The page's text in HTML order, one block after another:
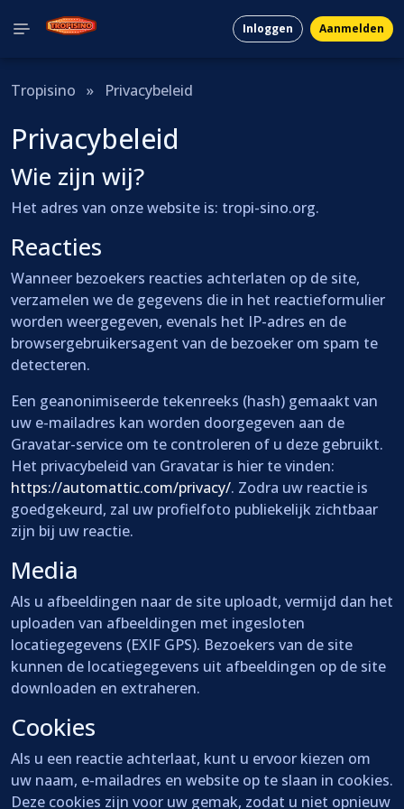
Inloggen Aanmelden
Tropisino » Privacybeleid
Privacybeleid
Wie zijn wij?
Het adres van onze website is: tropi-sino.org.
Reacties
Wanneer bezoekers reacties achterlaten op de site,
verzamelen we de gegevens die in het reactieformulier
worden weergegeven, evenals het IP-adres en de
browsergebruikersagent van de bezoeker om spam te
detecteren.
Een geanonimiseerde tekenreeks (hash) gemaakt van
uw e-mailadres kan worden doorgegeven aan de
Gravatar-service om te controleren of u deze gebruikt.
Het privacybeleid van Gravatar is hier te vinden:
https://automattic.com/privacy/. Zodra uw reactie is
goedgekeurd, zal uw profielfoto publiekelijk zichtbaar
zijn bij uw reactie.
Media
Als u afbeeldingen naar de site uploadt, vermijd dan het
uploaden van afbeeldingen met ingesloten
locatiegegevens (EXIF GPS). Bezoekers van de site
kunnen de locatiegegevens uit afbeeldingen op de site
downloaden en extraheren.
Cookies
Als u een reactie achterlaat, kunt u ervoor kiezen om
uw naam, e-mailadres en website op te slaan in cookies.
Deze cookies zijn voor uw gemak, zodat u niet opnieuw